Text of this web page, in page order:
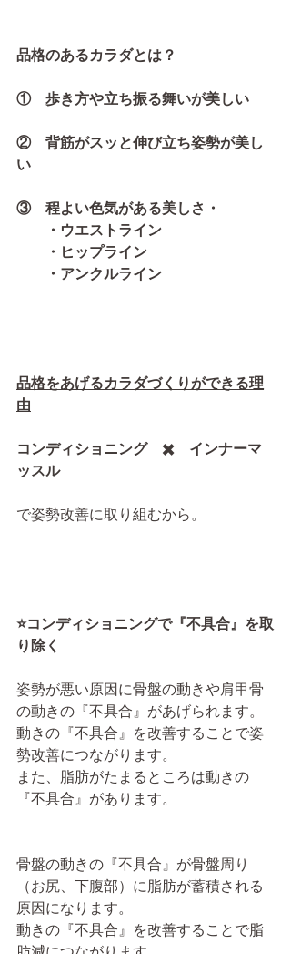
品格のあるカラダとは？
①　歩き方や立ち振る舞いが美しい
②　背筋がスッと伸び立ち姿勢が美し
い
③　程よい色気がある美しさ・
・ウエストライン
・ヒップライン
・アンクルライン
品格をあげるカラダづくりができる理
由
コンディショニング　✖️　インナーマ
ッスル
で姿勢改善に取り組むから。
⭐️コンディショニングで『不具合』を取
り除く
姿勢が悪い原因に骨盤の動きや肩甲骨
の動きの『不具合』があげられます。
動きの『不具合』を改善することで姿
勢改善につながります。
また、脂肪がたまるところは動きの
『不具合』があります。
骨盤の動きの『不具合』が骨盤周り
（お尻、下腹部）に脂肪が蓄積される
原因になります。
動きの『不具合』を改善することで脂